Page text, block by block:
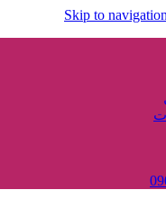
Skip to navigation